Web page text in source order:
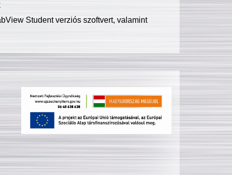
Student verziós szoftvert, valamint